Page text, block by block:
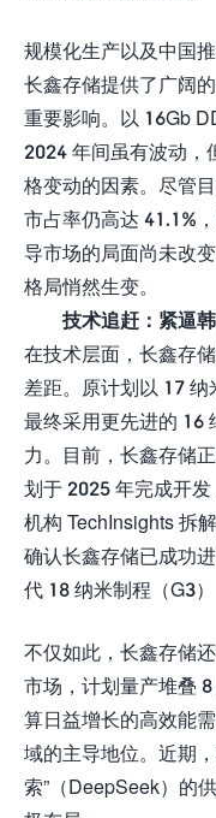
规模化生产以及中国
长鑫存储提供了广阔
重要影响。以 16Gb
2024 年间虽有波动，
格变动的因素。尽管
市占率仍高达 41.1%
导市场的局面尚未改
格局悄然生变。
技术追赶：紧逼
在技术层面，长鑫存
差距。原计划以 17 纳
最终采用更先进的 16
力。目前，长鑫存储
划于 2025 年完成开
机构 TechInsights 拆
确认长鑫存储已成功
代 18 纳米制程（G3
不仅如此，长鑫存储
市场，计划量产堆叠
算日益增长的高效能
域的主导地位。近期
索”（DeepSeek）的